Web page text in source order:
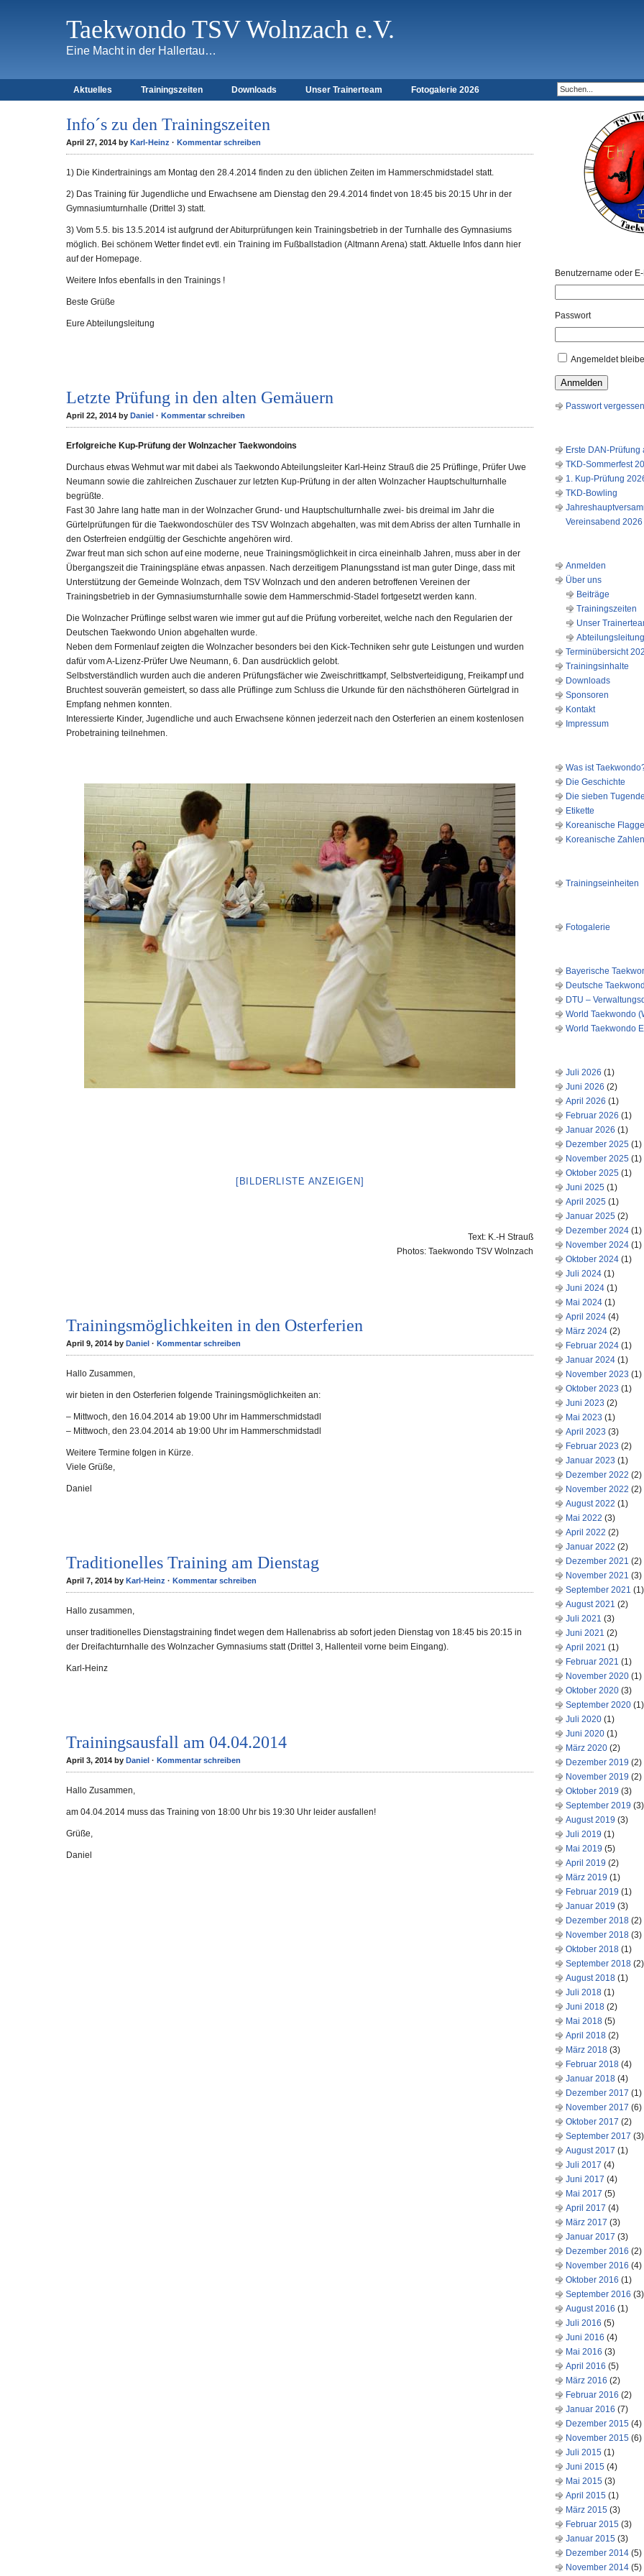
Taekwondo TSV Wolnzach e.V.
Eine Macht in der Hallertau…
Aktuelles Trainingszeiten Downloads Unser Trainerteam Fotogalerie 2026
Info´s zu den Trainingszeiten
April 27, 2014 by Karl-Heinz · Kommentar schreiben
1) Die Kindertrainings am Montag den 28.4.2014 finden zu den üblichen Zeiten im Hammerschmidstadel statt.
2) Das Training für Jugendliche und Erwachsene am Dienstag den 29.4.2014 findet von 18:45 bis 20:15 Uhr in der
Gymnasiumturnhalle (Drittel 3) statt.
3) Vom 5.5. bis 13.5.2014 ist aufgrund der Abiturprüfungen kein Trainingsbetrieb in der Turnhalle des Gymnasiums
möglich. Bei schönem Wetter findet evtl. ein Training im Fußballstadion (Altmann Arena) statt. Aktuelle Infos dann hier
auf der Homepage.
Weitere Infos ebenfalls in den Trainings !
Beste Grüße
Eure Abteilungsleitung
Letzte Prüfung in den alten Gemäuern
April 22, 2014 by Daniel · Kommentar schreiben
Erfolgreiche Kup-Prüfung der Wolnzacher Taekwondoins
Durchaus etwas Wehmut war mit dabei als Taekwondo Abteilungsleiter Karl-Heinz Strauß die 25 Prüflinge, Prüfer Uwe
Neumann sowie die zahlreichen Zuschauer zur letzten Kup-Prüfung in der alten Wolnzacher Hauptschulturnhalle
begrüßte.
Fast 30 Jahre lang hatte man in der Wolnzacher Grund- und Hauptschulturnhalle zwei- bis dreimal im Jahr die
Gürtelprüfungen für die Taekwondoschüler des TSV Wolnzach abgehalten, was mit dem Abriss der alten Turnhalle in
den Osterfreien endgültig der Geschichte angehören wird.
Zwar freut man sich schon auf eine moderne, neue Trainingsmöglichkeit in circa eineinhalb Jahren, muss aber in der
Übergangszeit die Trainingspläne etwas anpassen. Nach derzeitigem Planungsstand ist man guter Dinge, dass mit
Unterstützung der Gemeinde Wolnzach, dem TSV Wolnzach und den anderen betroffenen Vereinen der
Trainingsbetrieb in der Gymnasiumsturnhalle sowie dem Hammerschmid-Stadel fortgesetzt werden kann.
Die Wolnzacher Prüflinge selbst waren wie immer gut auf die Prüfung vorbereitet, welche nach den Regularien der
Deutschen Taekwondo Union abgehalten wurde.
Neben dem Formenlauf zeigten die Wolnzacher besonders bei den Kick-Techniken sehr gute Leistungen und wurden
dafür vom A-Lizenz-Prüfer Uwe Neumann, 6. Dan ausdrücklich gelobt.
Selbstverständlich wurden auch die anderen Prüfungsfächer wie Zweischrittkampf, Selbstverteidigung, Freikampf und
Bruchtest souverän gemeistert, so dass alle Prüflinge zum Schluss die Urkunde für den nächsthöheren Gürtelgrad in
Empfang nehmen konnten.
Interessierte Kinder, Jugendliche und auch Erwachsene können jederzeit nach den Osterferien an einem kostenlosen
Probetraining teilnehmen.
[BILDERLISTE ANZEIGEN]
Text: K.-H Strauß
Photos: Taekwondo TSV Wolnzach
Trainingsmöglichkeiten in den Osterferien
April 9, 2014 by Daniel · Kommentar schreiben
Hallo Zusammen,
wir bieten in den Osterferien folgende Trainingsmöglichkeiten an:
– Mittwoch, den 16.04.2014 ab 19:00 Uhr im Hammerschmidstadl
– Mittwoch, den 23.04.2014 ab 19:00 Uhr im Hammerschmidstadl
Weitere Termine folgen in Kürze.
Viele Grüße,
Daniel
Traditionelles Training am Dienstag
April 7, 2014 by Karl-Heinz · Kommentar schreiben
Hallo zusammen,
unser traditionelles Dienstagstraining findet wegen dem Hallenabriss ab sofort jeden Dienstag von 18:45 bis 20:15 in
der Dreifachturnhalle des Wolnzacher Gymnasiums statt (Drittel 3, Hallenteil vorne beim Eingang).
Karl-Heinz
Trainingsausfall am 04.04.2014
April 3, 2014 by Daniel · Kommentar schreiben
Hallo Zusammen,
am 04.04.2014 muss das Training von 18:00 Uhr bis 19:30 Uhr leider ausfallen!
Grüße,
Daniel
Benutzername oder
Passwort
Angemeldet
Anmelden
Passwort
Erste DAN-
TKD-Sommerfest
1. Kup-Prüfung
TKD-Bowling
Vereinsabend 2026
Anmelden
Über uns
Beiträge
Trainingszeiten
Unser
Abteilungsleitung
Terminübersicht
Trainingsinhalte
Downloads
Sponsoren
Kontakt
Impressum
Was ist
Die Geschichte
Die sieben
Etikette
Koreanische Flagge
Koreanische Zahlen
Trainingseinheiten
Fotogalerie
Bayerische
Deutsche
DTU –
World Taekwondo
World Taekwondo
Juli 2026 (1)
Juni 2026 (2)
April 2026 (1)
Februar 2026 (1)
Januar 2026 (1)
Dezember 2025 (1)
November 2025 (1)
Oktober 2025 (1)
Juni 2025 (1)
April 2025 (1)
Januar 2025 (2)
Dezember 2024 (1)
November 2024 (1)
Oktober 2024 (1)
Juli 2024 (1)
Juni 2024 (1)
Mai 2024 (1)
April 2024 (4)
März 2024 (2)
Februar 2024 (1)
Januar 2024 (1)
November 2023 (1)
Oktober 2023 (1)
Juni 2023 (2)
Mai 2023 (1)
April 2023 (3)
Februar 2023 (2)
Januar 2023 (1)
Dezember 2022 (2)
November 2022 (2)
August 2022 (1)
Mai 2022 (3)
April 2022 (2)
Januar 2022 (2)
Dezember 2021 (2)
November 2021 (3)
September 2021 (1)
August 2021 (2)
Juli 2021 (3)
Juni 2021 (2)
April 2021 (1)
Februar 2021 (1)
November 2020 (1)
Oktober 2020 (3)
September 2020 (1)
Juli 2020 (1)
Juni 2020 (1)
März 2020 (2)
Dezember 2019 (2)
November 2019 (2)
Oktober 2019 (3)
September 2019 (3)
August 2019 (3)
Juli 2019 (1)
Mai 2019 (5)
April 2019 (2)
März 2019 (1)
Februar 2019 (1)
Januar 2019 (3)
Dezember 2018 (2)
November 2018 (3)
Oktober 2018 (1)
September 2018 (2)
August 2018 (1)
Juli 2018 (1)
Juni 2018 (2)
Mai 2018 (5)
April 2018 (2)
März 2018 (3)
Februar 2018 (4)
Januar 2018 (4)
Dezember 2017 (1)
November 2017 (6)
Oktober 2017 (2)
September 2017 (3)
August 2017 (1)
Juli 2017 (4)
Juni 2017 (4)
Mai 2017 (5)
April 2017 (4)
März 2017 (3)
Januar 2017 (3)
Dezember 2016 (2)
November 2016 (4)
Oktober 2016 (1)
September 2016 (3)
August 2016 (1)
Juli 2016 (5)
Juni 2016 (4)
Mai 2016 (3)
April 2016 (5)
März 2016 (2)
Februar 2016 (2)
Januar 2016 (7)
Dezember 2015 (4)
November 2015 (6)
Juli 2015 (1)
Juni 2015 (4)
Mai 2015 (3)
April 2015 (1)
März 2015 (3)
Februar 2015 (3)
Januar 2015 (3)
Dezember 2014 (5)
November 2014 (5)